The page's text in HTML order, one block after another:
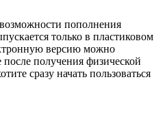
пополнения
только в пластиковом
версию можно
получения физической
сразу начать пользоваться